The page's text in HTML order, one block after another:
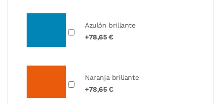
Azulón brillante
+78,65 €
Naranja brillante
+78,65 €